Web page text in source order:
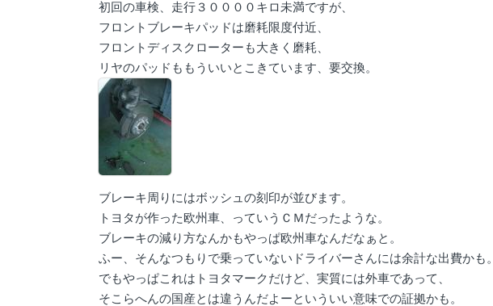
初回の車検、走行３００００キロ未満ですが、
フロントブレーキパッドは磨耗限度付近、
フロントディスクローターも大きく磨耗、
リヤのパッドももういいとこきています、要交換。
ブレーキ周りにはボッシュの刻印が並びます。
トヨタが作った欧州車、っていうＣＭだったような。
ブレーキの減り方なんかもやっぱ欧州車なんだなぁと。
ふー、そんなつもりで乗っていないドライバーさんには余計な出費かも。
でもやっぱこれはトヨタマークだけど、実質には外車であって、
そこらへんの国産とは違うんだよーといういい意味での証拠かも。